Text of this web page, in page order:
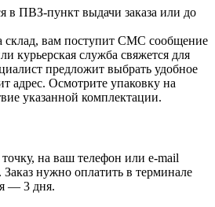
в ПВЗ-пункт выдачи заказа или до
склад, вам поступит СМС сообщение
курьерская служба свяжется для
предложит выбрать удобное
адрес. Осмотрите упаковку на
указанной комплектации.
точку, на ваш телефон или e-mail
нужно оплатить в терминале
— 3 дня.